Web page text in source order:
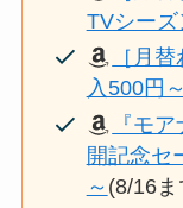
TVシー
［月
入500円～
『モ
開記念セ
～ (8/16ま